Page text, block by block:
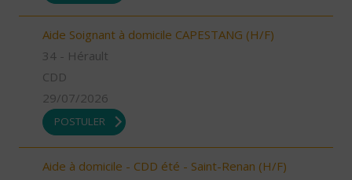
Aide Soignant à domicile CAPESTANG (H/F)
34 - Hérault
CDD
29/07/2026
POSTULER
Aide à domicile - CDD été - Saint-Renan (H/F)